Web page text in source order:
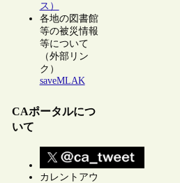
ス）
各地の図書館
等の被災情報
等について
（外部リン
ク）
saveMLAK
CAポータルにつ
いて
カレントアウ